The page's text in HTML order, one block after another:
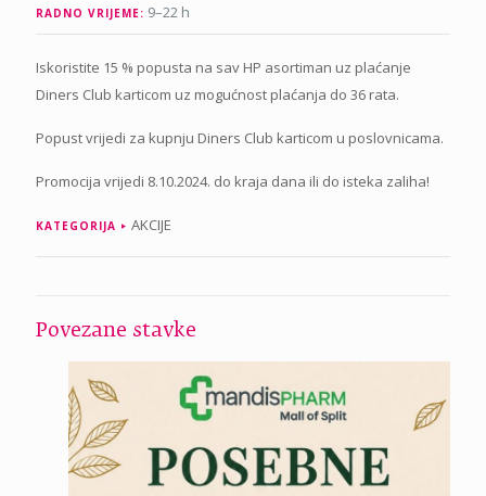
RADNO VRIJEME: 9–22 h
Iskoristite 15 % popusta na sav HP asortiman uz plaćanje
Diners Club karticom uz mogućnost plaćanja do 36 rata.
Popust vrijedi za kupnju Diners Club karticom u poslovnicama.
Promocija vrijedi 8.10.2024. do kraja dana ili do isteka zaliha!
KATEGORIJA AKCIJE
Povezane stavke